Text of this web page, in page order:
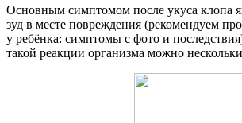
Основным симптомом после укуса клопа
зуд в месте повреждения (рекомендуем
у ребёнка: симптомы с фото и
такой реакции организма можно